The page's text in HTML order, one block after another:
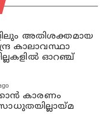
അതിശക്തമായ
കാലാവസ്ഥാ
ഓറഞ്ച്
കാരണം